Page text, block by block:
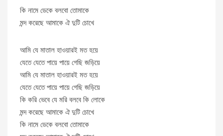
কি নামে ডেকে বলবো তোমাকে
মন্দ করেছে আমাকে ঐ দুটি চোখে
আমি যে মাতাল হাওয়ারই মত হয়ে
যেতে যেতে পায়ে পায়ে গেছি জড়িয়ে
আমি যে মাতাল হাওয়ারই মত হয়ে
যেতে যেতে পায়ে পায়ে গেছি জড়িয়ে
কি করি ভেবে যে মরি বলবে কি লোকে
মন্দ করেছে আমাকে ঐ দুটি চোখে
কি নামে ডেকে বলবো তোমাকে